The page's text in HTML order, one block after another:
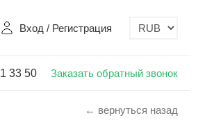
Вход / Регистрация
33 50 Заказать обратный звонок
← вернуться назад